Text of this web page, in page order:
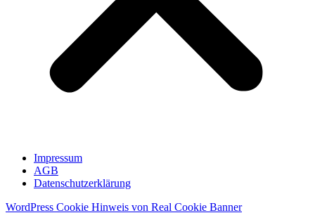
Impressum
AGB
Datenschutzerklärung
WordPress Cookie Hinweis von Real Cookie Banner